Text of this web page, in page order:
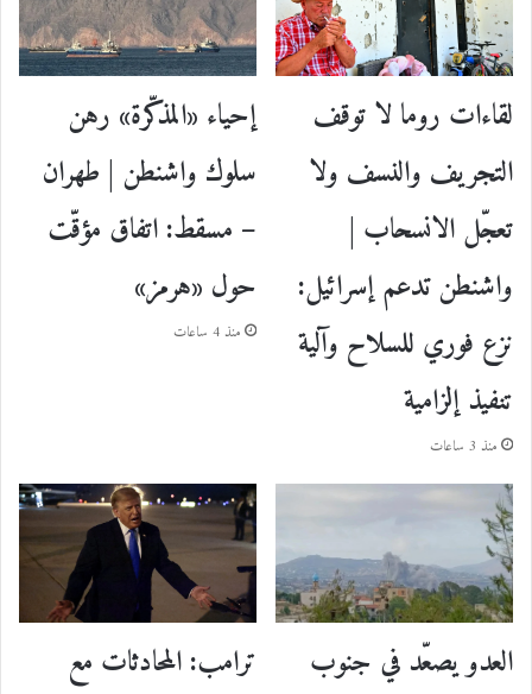
لقاءات روما لا توقف
التجريف والنسف ولا
تعجّل الانسحاب |
واشنطن تدعم إسرائيل:
نزع فوري للسلاح وآلية
تنفيذ إلزامية
منذ 3 ساعات
إحياء «المذكّرة» رهن
سلوك واشنطن | طهران
– مسقط: اتفاق مؤقّت
حول «هرمز»
منذ 4 ساعات
العدو يصعّد في جنوب
ترامب: المحادثات مع